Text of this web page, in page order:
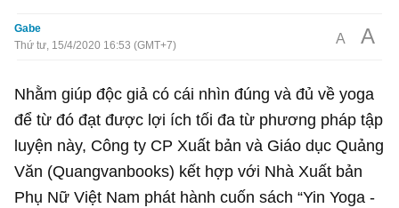
Gabe
Thứ tư, 15/4/2020 16:53 (GMT+7)
A A
Nhằm giúp độc giả có cái nhìn đúng và đủ về yoga
để từ đó đạt được lợi ích tối đa từ phương pháp tập
luyện này, Công ty CP Xuất bản và Giáo dục Quảng
Văn (Quangvanbooks) kết hợp với Nhà Xuất bản
Phụ Nữ Việt Nam phát hành cuốn sách “Yin Yoga -